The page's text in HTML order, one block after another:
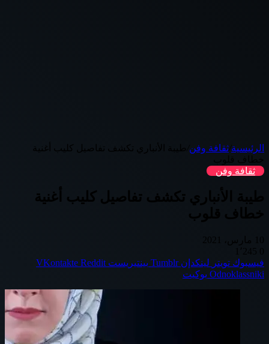
الرئيسية ثقافة وفن
طيبة الأنباري تكشف تفاصيل كليب أغنية
ثقافة وفن
طيبة الأنباري تكشف تفاصيل كليب أغنية
فيسبوك تويتر لينكدإن بينتيريست
Odnoklassniki بوكيت